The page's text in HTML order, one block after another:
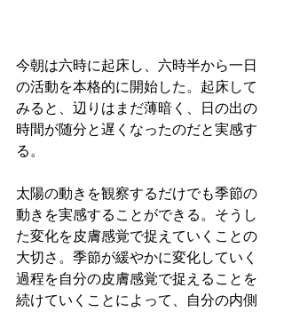
今朝は六時に起床し、六時半から一日
の活動を本格的に開始した。起床して
みると、辺りはまだ薄暗く、日の出の
時間が随分と遅くなったのだと実感す
る。
太陽の動きを観察するだけでも季節の
動きを実感することができる。そうし
た変化を皮膚感覚で捉えていくことの
大切さ。季節が緩やかに変化していく
過程を自分の皮膚感覚で捉えることを
続けていくことによって、自分の内側